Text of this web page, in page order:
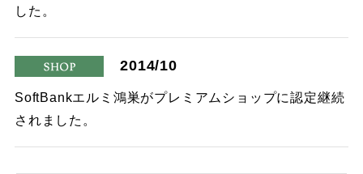
した。
shop
2014/10
SoftBankエルミ鴻巣がプレミアムショップに認定継続
されました。